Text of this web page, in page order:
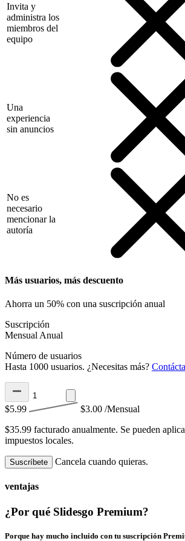
Invita y
administra los
miembros del
equipo
Una
experiencia
sin anuncios
No es
necesario
mencionar la
autoría
Más usuarios, más descuento
Ahorra un 50% con una suscripción anual
Suscripción
Mensual Anual
Número de usuarios
Hasta 1000 usuarios. ¿Necesitas más?
$5.99 $3.00 /Mensual
$35.99 facturado anualmente. Se pueden
impuestos locales.
Suscríbete Cancela cuando quieras.
ventajas
¿Por qué Slidesgo Premium?
Porque hay mucho incluido con tu suscripción